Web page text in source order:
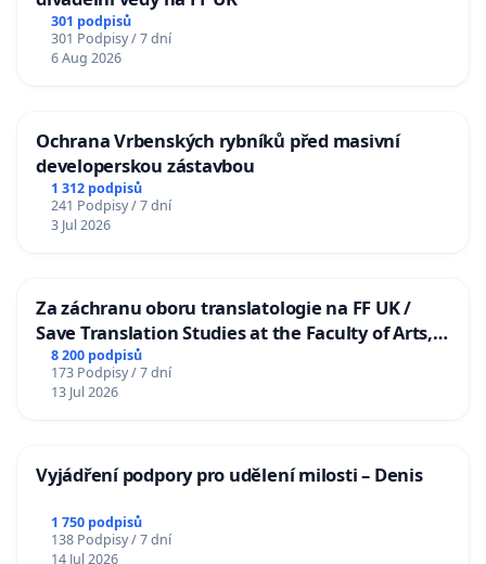
301 podpisů
301 Podpisy / 7 dní
6 Aug 2026
Ochrana Vrbenských rybníků před masivní
developerskou zástavbou
1 312 podpisů
241 Podpisy / 7 dní
3 Jul 2026
Za záchranu oboru translatologie na FF UK /
Save Translation Studies at the Faculty of Arts,
Charles University
8 200 podpisů
173 Podpisy / 7 dní
13 Jul 2026
Vyjádření podpory pro udělení milosti – Denis
1 750 podpisů
138 Podpisy / 7 dní
14 Jul 2026